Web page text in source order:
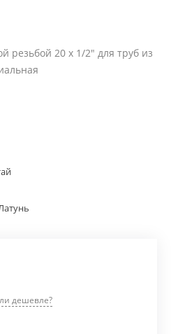
резьбой 20 x 1/2" для труб из
дешевле?